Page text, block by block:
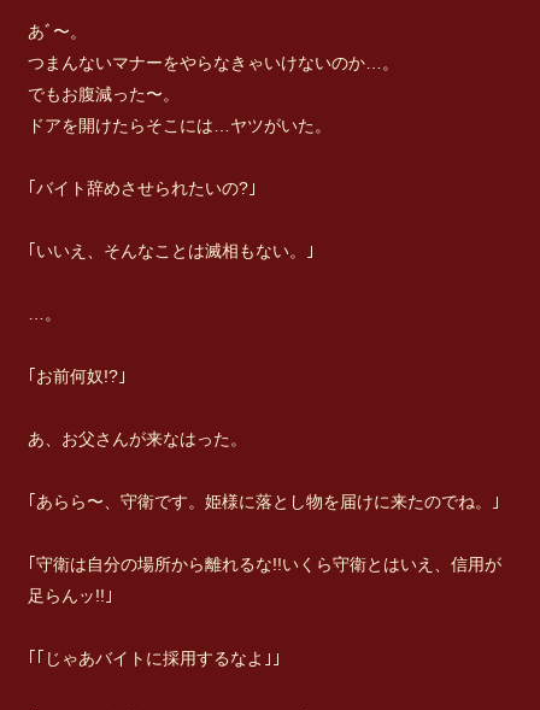
あﾞ〜。
つまんないマナーをやらなきゃいけないのか…。
でもお腹減った〜。
ドアを開けたらそこには…ヤツがいた。
｢バイト辞めさせられたいの?｣
｢いいえ、そんなことは滅相もない。｣
…。
｢お前何奴!?｣
あ、お父さんが来なはった。
｢あらら〜、守衛です。姫様に落とし物を届けに来たのでね。｣
｢守衛は自分の場所から離れるな!!いくら守衛とはいえ、信用が
足らんッ!!｣
｢｢じゃあバイトに採用するなよ｣｣